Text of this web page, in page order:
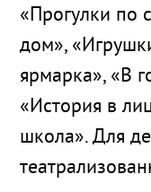
«Прогулки по
дом»,
ярмарка», «В
«История в
школа». Для